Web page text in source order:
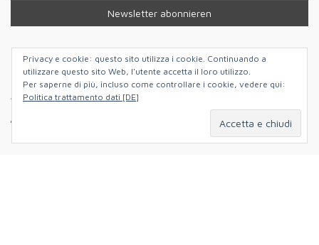
Instagram
Facebook
Twitter
YouTube
WO IHR UNS FINDET
Privacy e cookie: questo sito utilizza i cookie. Continuando a
utilizzare questo sito Web, l'utente accetta il loro utilizzo.
Per saperne di più, incluso come controllare i cookie, vedere qui:
Politica trattamento dati [DE]